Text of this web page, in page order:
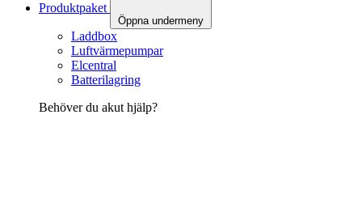
Produktpaket
Öppna undermeny
Laddbox
Luftvärmepumpar
Elcentral
Batterilagring
Behöver du akut hjälp?